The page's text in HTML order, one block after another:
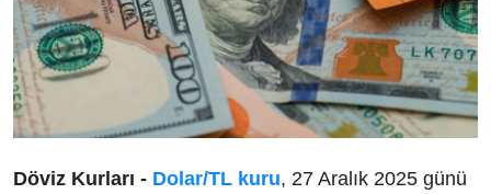
Döviz Kurları - Dolar/TL kuru, 27 Aralık 2025 günü